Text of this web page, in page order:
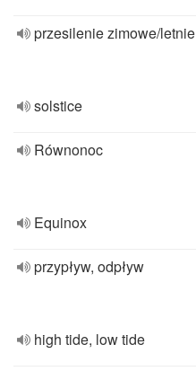
przesilenie zimowe/letnie
solstice
Równonoc
Equinox
przypływ, odpływ
high tide, low tide